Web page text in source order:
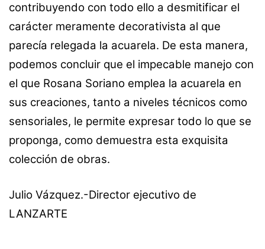
contribuyendo con todo ello a desmitificar el
carácter meramente decorativista al que
parecía relegada la acuarela. De esta manera,
podemos concluir que el impecable manejo con
el que Rosana Soriano emplea la acuarela en
sus creaciones, tanto a niveles técnicos como
sensoriales, le permite expresar todo lo que se
proponga, como demuestra esta exquisita
colección de obras.
Julio Vázquez.-Director ejecutivo de
LANZARTE